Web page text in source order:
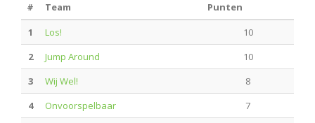
# Team
Punten
1
Los!
10
2
Jump Around
10
3
Wij Wel!
8
4
Onvoorspelbaar
7